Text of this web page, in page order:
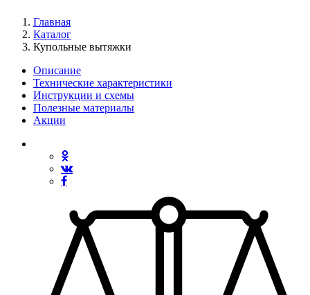
Главная
Каталог
Купольные вытяжки
Описание
Технические характеристики
Инструкции и схемы
Полезные материалы
Акции